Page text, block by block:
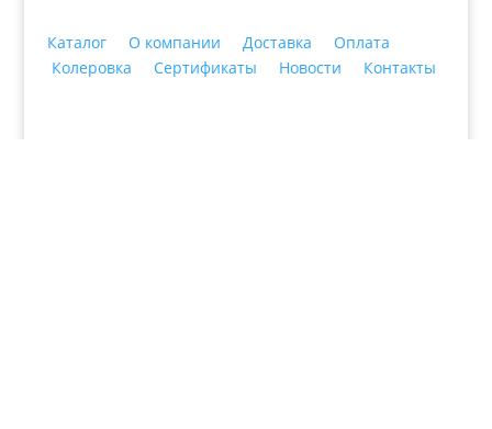
Каталог О компании Доставка
Оплата
Колеровка
Сертификаты Новости Контакты